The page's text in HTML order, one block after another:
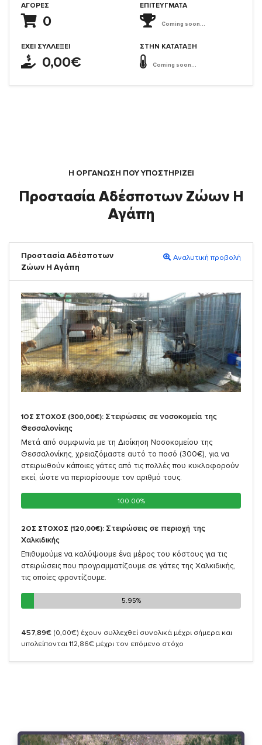
ΑΓΟΡΈΣ
0
ΈΧΕΙ ΣΥΛΛΈΞΕΙ
0,00€
ΕΠΙΤΕΎΓΜΑΤΑ
Coming soon...
ΣΤΗΝ ΚΑΤΆΤΑΞΗ
Coming soon...
Η ΟΡΓΆΝΩΣΗ ΠΟΥ ΥΠΟΣΤΗΡΙΖΕΙ
Προστασία Αδέσποτων Ζώων Η
Αγάπη
Προστασία Αδέσποτων
Ζώων Η Αγάπη
Αναλυτική προβολή
1ΟΣ ΣΤΟΧΟΣ (300,00€): Στειρώσεις σε νοσοκομεία της
Θεσσαλονίκης
Μετά από συμφωνία με τη Διοίκηση Νοσοκομείου της
Θεσσαλονίκης, χρειαζόμαστε αυτό το ποσό (300€), για να
στειρωθούν κάποιες γάτες από τις πολλές που κυκλοφορούν
εκεί, ώστε να περιορίσουμε τον αριθμό τους.
100.00%
100.00%
2ΟΣ ΣΤΟΧΟΣ (120,00€): Στειρώσεις σε περιοχή της
Χαλκιδικής
Επιθυμούμε να καλύψουμε ένα μέρος του κόστους για τις
στειρώσεις που προγραμματίζουμε σε γάτες της Χαλκιδικής,
τις οποίες φροντίζουμε.
5.95%
5.95%
457,89€ (0,00€) έχουν συλλεχθεί συνολικά μέχρι σήμερα και
υπολείπονται 112,86€ μέχρι τον επόμενο στόχο